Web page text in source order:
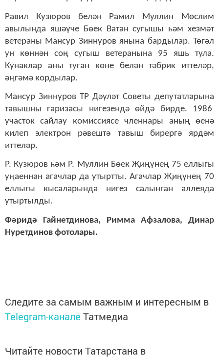
Равил Кузюров белән Рамил Муллин Мөслим
авылында яшәүче Бөек Ватан сугышы һәм хезмәт
ветераны Мансур Зиннуров янына бардылар. Төгәл
ун көннән соң сугыш ветеранына 95 яшь тула.
Кунаклар аны туган көне белән тәбрик иттеләр,
әңгәмә кордылар.
Мансур Зиннуров ТР Дәүләт Советы депутатларына
тавышны гаризасы нигезендә өйдә бирде. 1986
участок сайлау комиссиясе членнары аның өенә
килеп электрон рәвештә тавыш бирергә ярдәм
иттеләр.
Р. Кузюров һәм Р. Муллин Бөек Җиңүнең 75 еллыгы
уңаеннан агачлар да утыртты. Агачлар Җиңүнең 70
еллыгы кысаларында нигез салынган аллеяда
утыртылды.
Фәридә Гайнетдинова, Римма Афзалова, Динар
Нуретдинов фотолары.
Следите за самым важным и интересным в
Telegram-канале Татмедиа
Читайте новости Татарстана в